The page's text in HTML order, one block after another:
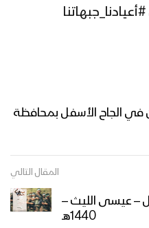
في الجاح الأسفل بمحافظة
المقال التالي
– عيسى الليث –
1440هـ